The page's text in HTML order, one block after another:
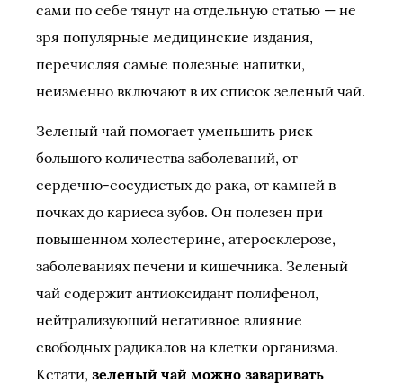
сами по себе тянут на отдельную статью — не
зря популярные медицинские издания,
перечисляя самые полезные напитки,
неизменно включают в их список зеленый чай.
Зеленый чай помогает уменьшить риск
большого количества заболеваний, от
сердечно-сосудистых до рака, от камней в
почках до кариеса зубов. Он полезен при
повышенном холестерине, атеросклерозе,
заболеваниях печени и кишечника. Зеленый
чай содержит антиоксидант полифенол,
нейтрализующий негативное влияние
свободных радикалов на клетки организма.
Кстати, зеленый чай можно заваривать